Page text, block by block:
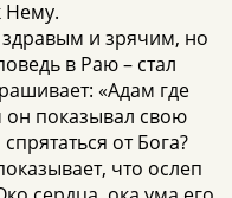
и зрячим, но
в Раю – стал
«Адам где
он показывал свою
от Бога?
что ослеп